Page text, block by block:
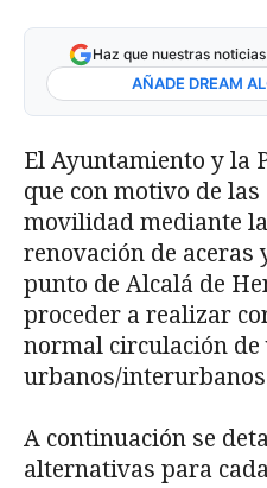
Haz que nuestras
AÑADE DREAM
El Ayuntamiento y la
que con motivo de
movilidad mediante
renovación de
punto de Alcalá de
proceder a realizar
normal circulación de
urbanos/
A continuación se
alternativas para